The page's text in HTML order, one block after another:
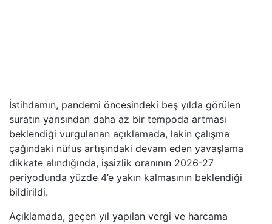
İstihdamın, pandemi öncesindeki beş yılda görülen
suratın yarısından daha az bir tempoda artması
beklendiği vurgulanan açıklamada, lakin çalışma
çağındaki nüfus artışındaki devam eden yavaşlama
dikkate alındığında, işsizlik oranının 2026-27
periyodunda yüzde 4’e yakın kalmasının beklendiği
bildirildi.
Açıklamada, geçen yıl yapılan vergi ve harcama